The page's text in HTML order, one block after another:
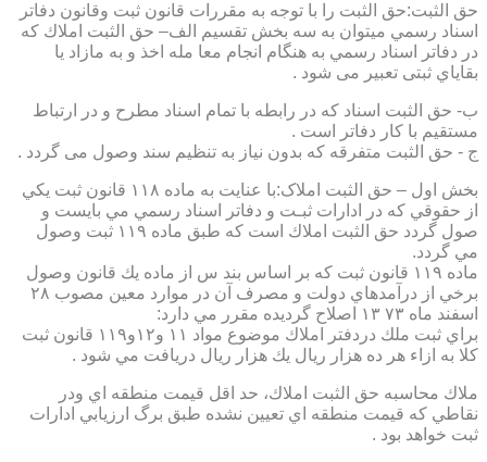
حق الثبت:حق الثبت را با توجه به مقررات قانون ثبت وقانون دفاتر
اسناد رسمي ميتوان به سه بخش تقسيم الف– حق الثبت املاك كه
در دفاتر اسناد رسمي به هنگام انجام معا مله اخذ و به مازاد يا
بقاياي ثبتی تعبیر می شود .
ب- حق الثبت اسناد كه در رابطه با تمام اسناد مطرح و در ارتباط
مستقيم با كار دفاتر است .
ج - حق الثبت متفرقه كه بدون نياز به تنظیم سند وصول می گردد .
بخش اول – حق الثبت املاک:با عنايت به ماده ۱۱۸ قانون ثبت يكي
از حقوقي كه در ادارات ثبـت و دفاتر اسناد رسمي مي بايست و
صول گردد حق الثبت املاك است كه طبق ماده ۱۱۹ ثبت وصول
مي گردد.
ماده ۱۱۹ قانون ثبت كه بر اساس بند س از ماده يك قانون وصول
برخي از درآمدهاي دولت و مصرف آن در موارد معين مصوب ۲۸
اسفند ماه ۷۳ ۱۳ اصلاح گرديده مقرر مي دارد:
براي ثبت ملك دردفتر املاك موضوع مواد ۱۱ و۱۲و۱۱۹ قانون ثبت
كلا به ازاء هر ده هزار ريال يك هزار ريال دريافت مي شود .
ملاك محاسبه حق الثبت املاك، حد اقل قيمت منطقه اي ودر
نقاطي كه قيمت منطقه اي تعيين نشده طبق برگ ارزيابي ادارات
ثبت خواهد بود .